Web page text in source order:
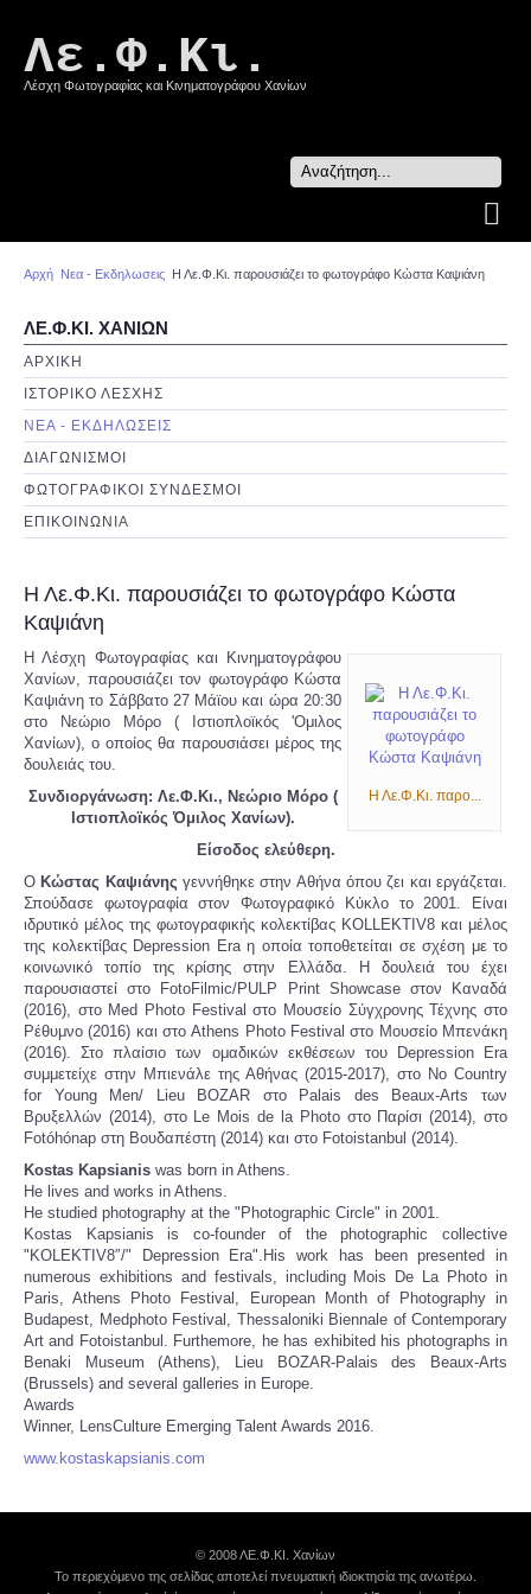
Λε.Φ.Κι.
Λέσχη Φωτογραφίας και Κινηματογράφου Χανίων
Search
...
Αρχή Νεα - Εκδηλωσεις Η Λε.Φ.Κι. παρουσιάζει το φωτογράφο Κώστα Καψιάνη
ΛΕ.Φ.ΚΙ. ΧΑΝΙΩΝ
ΑΡΧΙΚΗ
ΙΣΤΟΡΙΚΟ ΛΕΣΧΗΣ
ΝΕΑ - ΕΚΔΗΛΩΣΕΙΣ
ΔΙΑΓΩΝΙΣΜΟΙ
ΦΩΤΟΓΡΑΦΙΚΟΙ ΣΥΝΔΕΣΜΟΙ
ΕΠΙΚΟΙΝΩΝΙΑ
Η Λε.Φ.Κι. παρουσιάζει το φωτογράφο Κώστα
Καψιάνη
Η Λε.Φ.Κι. παρο...
Η Λέσχη Φωτογραφίας και Κινηματογράφου
Χανίων, παρουσιάζει τον φωτογράφο Κώστα
Καψιάνη το Σάββατο 27 Μάϊου και ώρα 20:30
στο Νεώριο Μόρο ( Ιστιοπλοϊκός 'Ομιλος
Χανίων), ο οποίος θα παρουσιάσει μέρος της
δουλειάς του.
Συνδιοργάνωση: Λε.Φ.Κι., Νεώριο Μόρο (
Ιστιοπλοϊκός Όμιλος Χανίων).
Είσοδος ελεύθερη.
Ο Κώστας Καψιάνης γεννήθηκε στην Αθήνα όπου ζει και εργάζεται.
Σπούδασε φωτογραφία στον Φωτογραφικό Κύκλο το 2001. Είναι
ιδρυτικό μέλος της φωτογραφικής κολεκτίβας KOLLEKTIV8 και μέλος
της κολεκτίβας Depression Era η οποία τοποθετείται σε σχέση με το
κοινωνικό τοπίο της κρίσης στην Ελλάδα. Η δουλειά του έχει
παρουσιαστεί στο FotoFilmic/PULP Print Showcase στον Καναδά
(2016), στο Med Photo Festival στο Μουσείο Σύγχρονης Τέχνης στο
Ρέθυμνο (2016) και στο Athens Photo Festival στο Μουσείο Μπενάκη
(2016). Στο πλαίσιο των ομαδικών εκθέσεων του Depression Era
συμμετείχε στην Μπιενάλε της Αθήνας (2015-2017), στο No Country
for Young Men/ Lieu BOZAR στο Palais des Beaux-Arts των
Βρυξελλών (2014), στο Le Mois de la Photo στο Παρίσι (2014), στο
Fotóhónap στη Βουδαπέστη (2014) και στο Fotoistanbul (2014).
Kostas Kapsianis was born in Athens.
He lives and works in Athens.
He studied photography at the "Photographic Circle" in 2001.
Kostas Kapsianis is co-founder of the photographic collective
"KOLEKTIV8″/" Depression Era".His work has been presented in
numerous exhibitions and festivals, including Mois De La Photo in
Paris, Athens Photo Festival, European Month of Photography in
Budapest, Medphoto Festival, Thessaloniki Biennale of Contemporary
Art and Fotoistanbul. Furthemore, he has exhibited his photographs in
Benaki Museum (Athens), Lieu BOZAR-Palais des Beaux-Arts
(Brussels) and several galleries in Europe.
Awards
Winner, LensCulture Emerging Talent Awards 2016.
www.kostaskapsianis.com
© 2008 ΛΕ.Φ.ΚΙ. Χανίων
Το περιεχόμενο της σελίδας αποτελεί πνευματική ιδιοκτησία της ανωτέρω.